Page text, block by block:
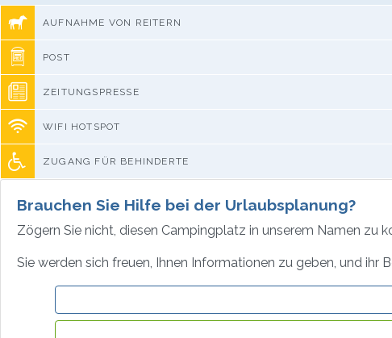
AUFNAHME VON REITERN
POST
ZEITUNGSPRESSE
WIFI HOTSPOT
ZUGANG FÜR BEHINDERTE
Brauchen Sie Hilfe bei der Urlaubsplanung?
Zögern Sie nicht, diesen Campingplatz in unserem Namen zu
Sie werden sich freuen, Ihnen Informationen zu geben, und